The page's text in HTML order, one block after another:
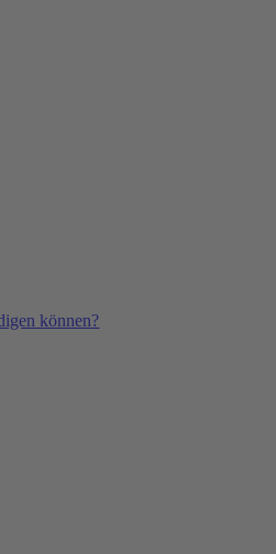
können?